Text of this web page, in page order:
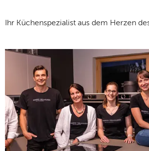
Ihr Küchenspezialist aus dem Herzen